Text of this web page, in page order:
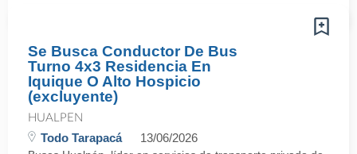
Se Busca Conductor De Bus
Turno 4x3 Residencia En
Iquique O Alto Hospicio
(excluyente)
HUALPEN
Todo Tarapacá 13/06/2026